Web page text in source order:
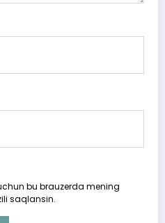
bu brauzerda mening
saqlansin.